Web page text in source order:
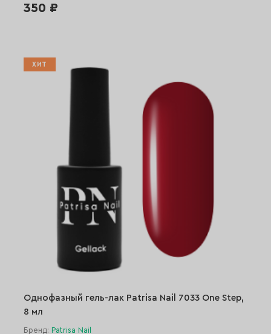
350 ₽
ХИТ
Однофазный гель-лак Patrisa Nail 7033 One Step,
8 мл
Бренд: Patrisa Nail